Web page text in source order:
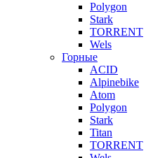
Polygon
Stark
TORRENT
Wels
Горные
ACID
Alpinebike
Atom
Polygon
Stark
Titan
TORRENT